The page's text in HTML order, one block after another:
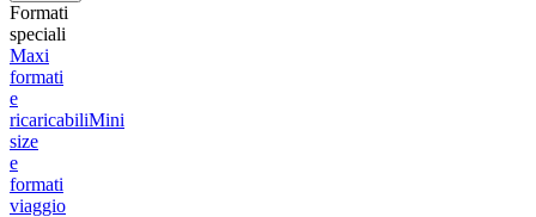
Formati
speciali
Maxi
formati
e
ricaricabiliMini
size
e
formati
viaggio